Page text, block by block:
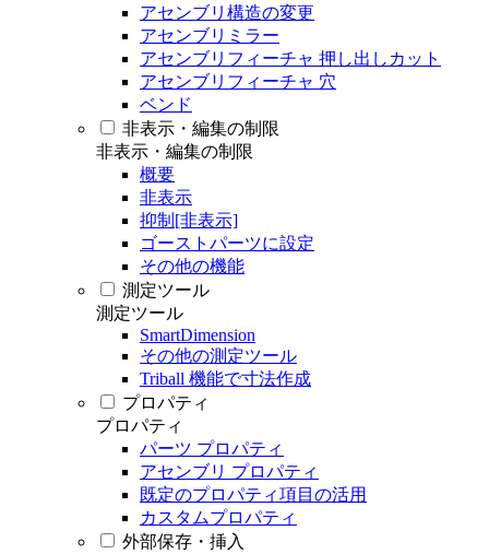
アセンブリ構造の変更
アセンブリミラー
アセンブリフィーチャ 押し出しカット
アセンブリフィーチャ 穴
ベンド
非表示・編集の制限
非表示・編集の制限
概要
非表示
抑制[非表示]
ゴーストパーツに設定
その他の機能
測定ツール
測定ツール
SmartDimension
その他の測定ツール
Triball 機能で寸法作成
プロパティ
プロパティ
パーツ プロパティ
アセンブリ プロパティ
既定のプロパティ項目の活用
カスタムプロパティ
外部保存・挿入